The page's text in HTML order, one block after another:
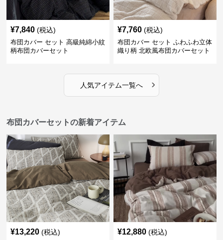
¥7,840 (税込)
布団カバー セット 高級純綿小紋
柄布団カバーセット
¥7,760 (税込)
布団カバー セット ふわふわ立体
織り柄 北欧風布団カバーセット
人気アイテム一覧へ ›
布団カバーセットの新着アイテム
¥13,220 (税込) ¥12,880 (税込)